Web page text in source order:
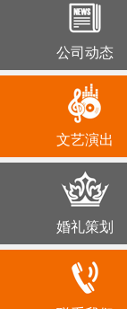
公司动态
文艺演出
婚礼策划